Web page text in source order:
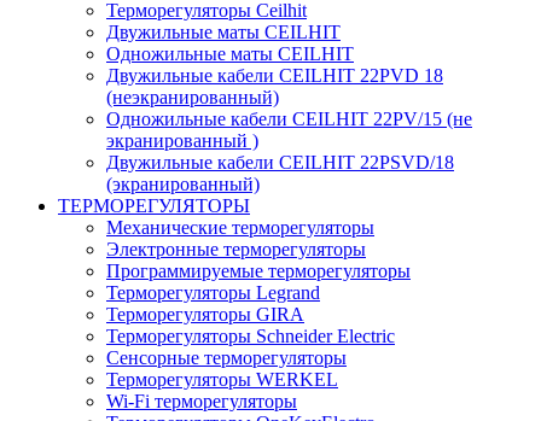
Терморегуляторы Ceilhit
Двужильные маты CEILHIT
Одножильные маты CEILHIT
Двужильные кабели CEILHIT 22PVD 18
(неэкранированный)
Одножильные кабели CEILHIT 22PV/15 (не
экранированный )
Двужильные кабели CEILHIT 22PSVD/18
(экранированный)
ТЕРМОРЕГУЛЯТОРЫ
Механические терморегуляторы
Электронные терморегуляторы
Программируемые терморегуляторы
Терморегуляторы Legrand
Терморегуляторы GIRA
Терморегуляторы Schneider Electric
Сенсорные терморегуляторы
Терморегуляторы WERKEL
Wi-Fi терморегуляторы